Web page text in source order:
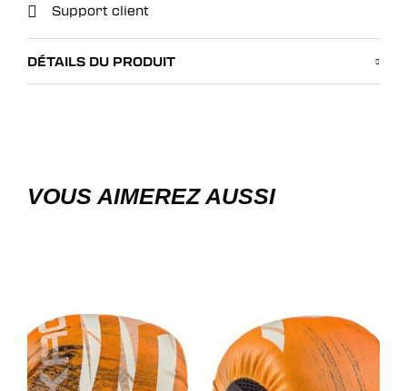
Support client
DÉTAILS DU PRODUIT
VOUS AIMEREZ AUSSI